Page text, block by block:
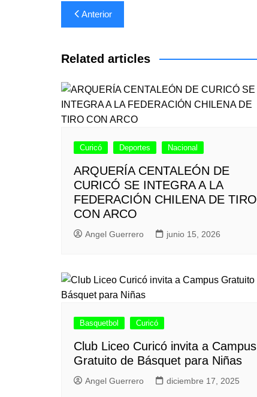
Navegación
de
entradas
Anterior
Related articles
Curicó Deportes Nacional
ARQUERÍA CENTALEÓN DE
CURICÓ SE INTEGRA A LA
FEDERACIÓN CHILENA DE TIRO
CON ARCO
Angel Guerrero junio 15, 2026
Basquetbol Curicó
Club Liceo Curicó invita a Campus
Gratuito de Básquet para Niñas
Angel Guerrero diciembre 17, 2025